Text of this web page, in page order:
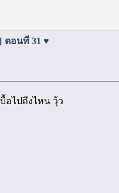
ตอนที่ 31 ♥
อไปถึงไหน วุ้ว